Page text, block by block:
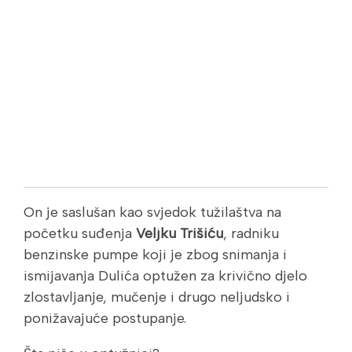
On je saslušan kao svjedok tužilaštva na
početku suđenja Veljku Trišiću, radniku
benzinske pumpe koji je zbog snimanja i
ismijavanja Dulića optužen za krivično djelo
zlostavljanje, mučenje i drugo neljudsko i
ponižavajuće postupanje.